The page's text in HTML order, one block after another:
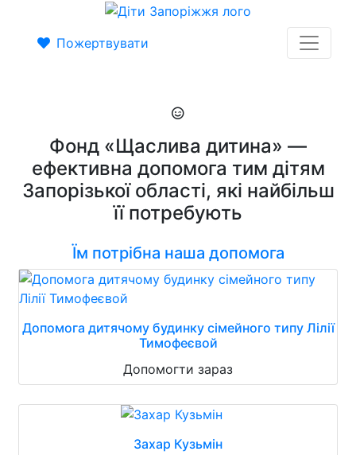
Пожертвувати
Фонд «Щаслива дитина» —
ефективна допомога тим дітям
Запорізької області, які найбільш
її потребують
Їм потрібна наша допомога
Допомога дитячому будинку сімейного типу Лілії
Тимофеєвой
Допомогти зараз
Захар Кузьмін